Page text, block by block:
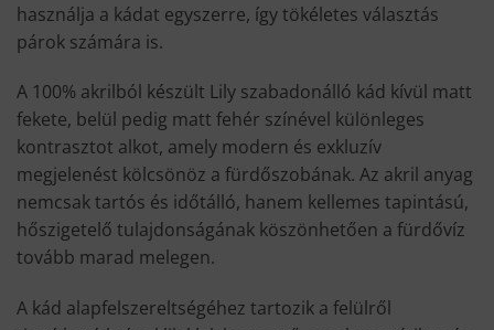
használja a kádat egyszerre, így tökéletes választás
párok számára is.
A 100% akrilból készült Lily szabadonálló kád kívül matt
fekete, belül pedig matt fehér színével különleges
kontrasztot alkot, amely modern és exkluzív
megjelenést kölcsönöz a fürdőszobának. Az akril anyag
nemcsak tartós és időtálló, hanem kellemes tapintású,
hőszigetelő tulajdonságának köszönhetően a fürdővíz
tovább marad melegen.
A kád alapfelszereltségéhez tartozik a felülről